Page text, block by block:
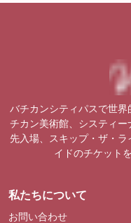
バチカンシティパスで世
チカン美術館、システィ
先入場、スキップ・ザ・
イドのチケット
私たちについて
お問い合わせ